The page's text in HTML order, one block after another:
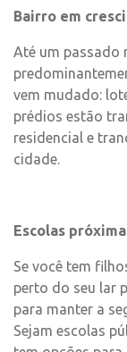
Bairro em
Até um passado
vem mudado:
prédios estão
residencial e
cidade.
Escolas
Se você tem
perto do seu lar
para manter a
Sejam escolas